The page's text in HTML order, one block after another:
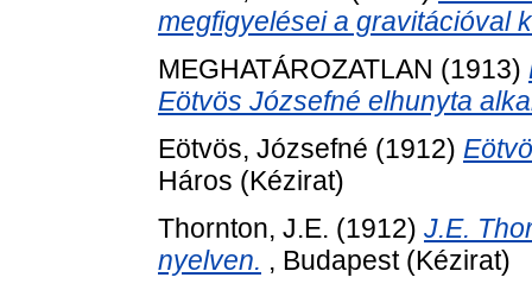
megfigyelései a gravitációval
MEGHATÁROZATLAN (1913)
Eötvös Józsefné elhunyta
Eötvös, Józsefné (1912)
Háros (Kézirat)
Thornton, J.E. (1912) J.E.
nyelven. , Budapest (Kézirat)